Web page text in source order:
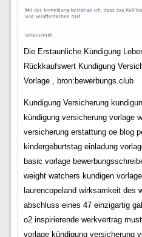
Die Erstaunliche Kündigung
Rückkaufswert Kundigung
Vorlage , bron:bewerbungs.club
Kundigung Versicherung
kündigung versicherung vorlage
versicherung erstattung oe blog
kindergeburtstag einladung
basic vorlage
weight watchers kundigen
laurencopeland wirksamkeit des
abschluss eines 47 einzigartig
o2 inspirierende werkvertrag
vorlage kündigung versicherung